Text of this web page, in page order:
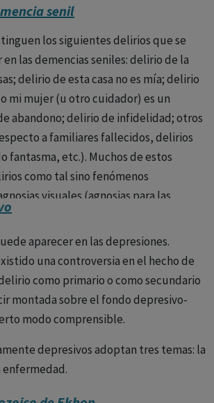
ser divididos en:
sistematizadas (paranoias): delirios
erotomaníaco) y de interpretación
delirio sensitivo de relación de
crónicas. Viene caracterizada por la
alucinatorios, fue por este
sensorial, paranoia alucinatoria y
crónico.
Caracterizada por la presencia de un
con predominio de la
alucinaciones.
senil
los siguientes delirios que se
las demencias seniles: delirio de la
delirio de esta casa no es mía; delirio
mi mujer (u otro cuidador) es un
abandono; delirio de infidelidad; otros
a familiares fallecidos, delirios
fantasma, etc.). Muchos de estos
como tal sino fenómenos
visuales (agnosias para las
aparecer en las depresiones.
una controversia en el hecho de
como primario o como secundario
montada sobre el fondo depresivo-
modo comprensible.
depresivos adoptan tres temas: la
enfermedad.
se trata de la revelación de las tres